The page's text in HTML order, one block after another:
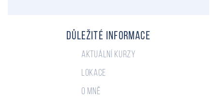
Důležité informace
Aktuální kurzy
Lokace
O mně